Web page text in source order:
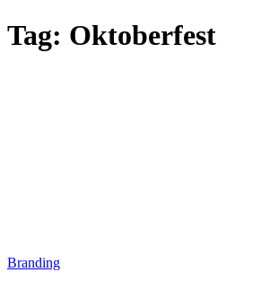
Tag: Oktoberfest
Branding